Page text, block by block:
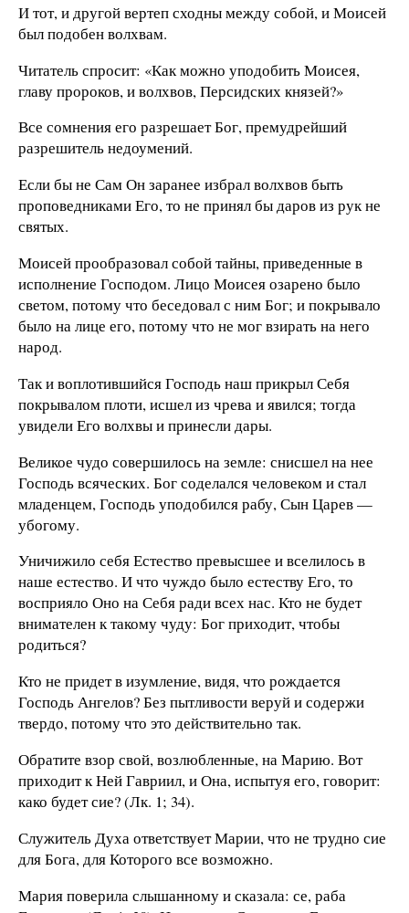
И тот, и другой вертеп сходны между собой, и Моисей
был подобен волхвам.
Читатель спросит: «Как можно уподобить Моисея,
главу пророков, и волхвов, Персидских князей?»
Все сомнения его разрешает Бог, премудрейший
разрешитель недоумений.
Если бы не Сам Он заранее избрал волхвов быть
проповедниками Его, то не принял бы даров из рук не
святых.
Моисей прообразовал собой тайны, приведенные в
исполнение Господом. Лицо Моисея озарено было
светом, потому что беседовал с ним Бог; и покрывало
было на лице его, потому что не мог взирать на него
народ.
Так и воплотившийся Господь наш прикрыл Себя
покрывалом плоти, исшел из чрева и явился; тогда
увидели Его волхвы и принесли дары.
Великое чудо совершилось на земле: снисшел на нее
Господь всяческих. Бог соделался человеком и стал
младенцем, Господь уподобился рабу, Сын Царев —
убогому.
Уничижило себя Естество превысшее и вселилось в
наше естество. И что чуждо было естеству Его, то
восприяло Оно на Себя ради всех нас. Кто не будет
внимателен к такому чуду: Бог приходит, чтобы
родиться?
Кто не придет в изумление, видя, что рождается
Господь Ангелов? Без пытливости веруй и содержи
твердо, потому что это действительно так.
Обратите взор свой, возлюбленные, на Марию. Вот
приходит к Ней Гавриил, и Она, испытуя его, говорит:
како будет сие? (Лк. 1; 34).
Служитель Духа ответствует Марии, что не трудно сие
для Бога, для Которого все возможно.
Мария поверила слышанному и сказала: се, раба